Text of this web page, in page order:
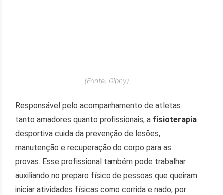
(Fonte: Giphy)
Responsável pelo acompanhamento de atletas
tanto amadores quanto profissionais, a fisioterapia
desportiva cuida da prevenção de lesões,
manutenção e recuperação do corpo para as
provas. Esse profissional também pode trabalhar
auxiliando no preparo físico de pessoas que queiram
iniciar atividades físicas como corrida e nado, por